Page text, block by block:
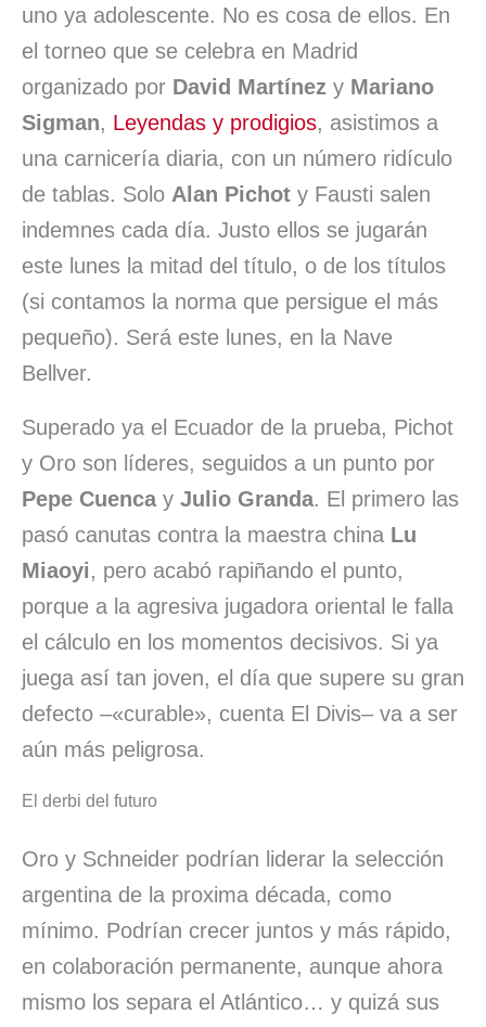
uno ya adolescente. No es cosa de ellos. En
el torneo que se celebra en Madrid
organizado por David Martínez y Mariano
Sigman, Leyendas y prodigios, asistimos a
una carnicería diaria, con un número ridículo
de tablas. Solo Alan Pichot y Fausti salen
indemnes cada día. Justo ellos se jugarán
este lunes la mitad del título, o de los títulos
(si contamos la norma que persigue el más
pequeño). Será este lunes, en la Nave
Bellver.
Superado ya el Ecuador de la prueba, Pichot
y Oro son líderes, seguidos a un punto por
Pepe Cuencay Julio Granda. El primero las
pasó canutas contra la maestra china Lu
Miaoyi, pero acabó rapiñando el punto,
porque a la agresiva jugadora oriental le falla
el cálculo en los momentos decisivos. Si ya
juega así tan joven, el día que supere su gran
defecto –«curable», cuenta El Divis– va a ser
aún más peligrosa.
El derbi del futuro
Oro y Schneider podrían liderar la selección
argentina de la proxima década, como
mínimo. Podrían crecer juntos y más rápido,
en colaboración permanente, aunque ahora
mismo los separa el Atlántico… y quizá sus